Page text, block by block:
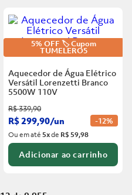
5% OFF 🏷️ Cupom
TUMELERO5
Aquecedor de Água Elétrico
Versátil Lorenzetti Branco
5500W 110V
R$339,90
R$299,90/un -12%
Ou em até5xde R$ 59,98
Adicionar ao carrinho